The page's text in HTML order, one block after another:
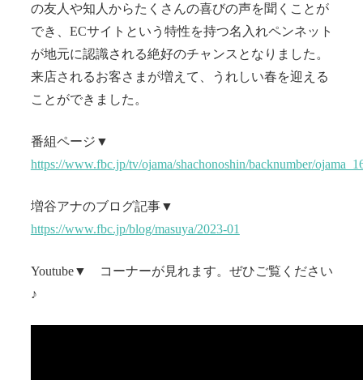
の友人や知人からたくさんの喜びの声を聞くことが
でき、ECサイトという特性を持つ名入れペンネット
が地元に認識される絶好のチャンスとなりました。
来店されるお客さまが増えて、うれしい春を迎える
ことができました。
番組ページ▼
https://www.fbc.jp/tv/ojama/shachonoshin/backnumber/
増谷アナのブログ記事▼
https://www.fbc.jp/blog/masuya/2023-01
Youtube▼ コーナーが見れます。ぜひご覧ください
♪